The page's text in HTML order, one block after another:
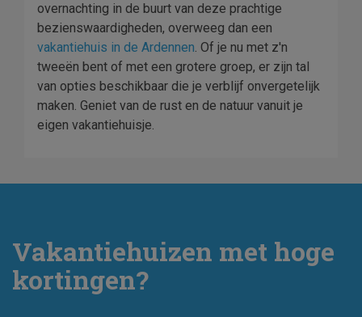
overnachting in de buurt van deze prachtige
bezienswaardigheden, overweeg dan een
vakantiehuis in de Ardennen. Of je nu met z'n
tweeën bent of met een grotere groep, er zijn tal
van opties beschikbaar die je verblijf onvergetelijk
maken. Geniet van de rust en de natuur vanuit je
eigen vakantiehuisje.
Vakantiehuizen met hoge
kortingen?